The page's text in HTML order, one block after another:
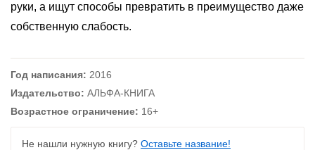
руки, а ищут способы превратить в преимущество даже
собственную слабость.
Год написания: 2016
Издательство: АЛЬФА-КНИГА
Возрастное ограничение: 16+
Не нашли нужную книгу? Оставьте название!